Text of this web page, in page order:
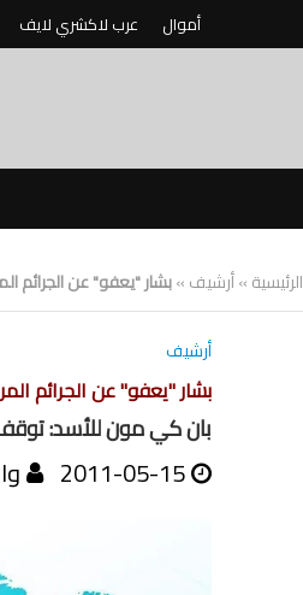
أموال عرب لاكشري لايف
الرئيسية»أرشيف»بشار "يعفو" عن
أرشيف
بشار "يعفو" عن الجرائم
بان كي مون للأسد:
2011-05-15